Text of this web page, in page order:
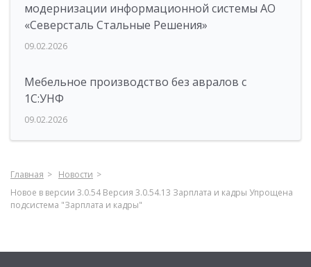
модернизации информационной системы АО
«Северсталь Стальные Решения»
09.02.2026
Мебельное производство без авралов с
1С:УНФ
09.02.2026
Главная
Новости
Новое в версии 3.0.54 Версия 3.0.54.13 Зарплата и кадры Упрощена
подсистема "Зарплата и кадры"